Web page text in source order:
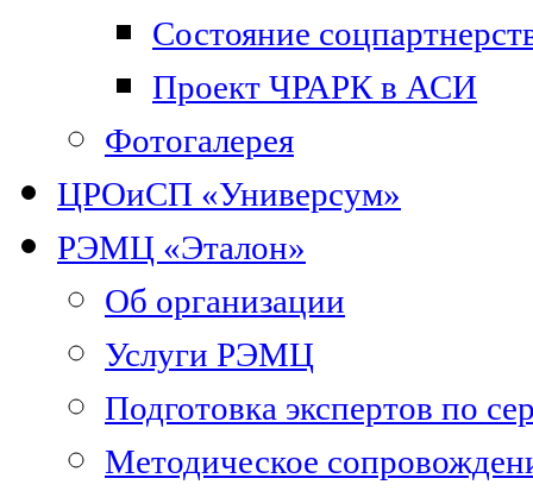
Состояние
Проект ЧРАРК в АСИ
Фотогалерея
ЦРОиСП «Универсум»
РЭМЦ «Эталон»
Об организации
Услуги РЭМЦ
Подготовка экспертов по
Методическое